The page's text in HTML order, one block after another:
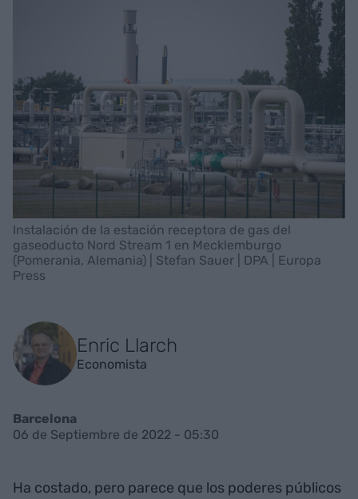
Instalación de la estación receptora de gas del
gaseoducto Nord Stream 1 en Mecklemburgo
(Pomerania, Alemania) | Stefan Sauer | DPA | Europa
Press
Enric Llarch
Economista
Barcelona
06 de Septiembre de 2022 - 05:30
Ha costado, pero parece que los poderes públicos